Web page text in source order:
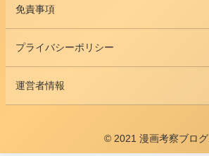
免責事項
プライバシーポリシー
運営者情報
© 2021 漫画考察ブログ.